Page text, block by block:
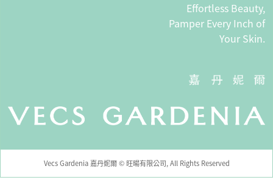
Effortless Beauty,
Pamper Every Inch of
Your Skin.
Vecs Gardenia 嘉丹妮爾 © 旺暘有限公司, All Rights Reserved